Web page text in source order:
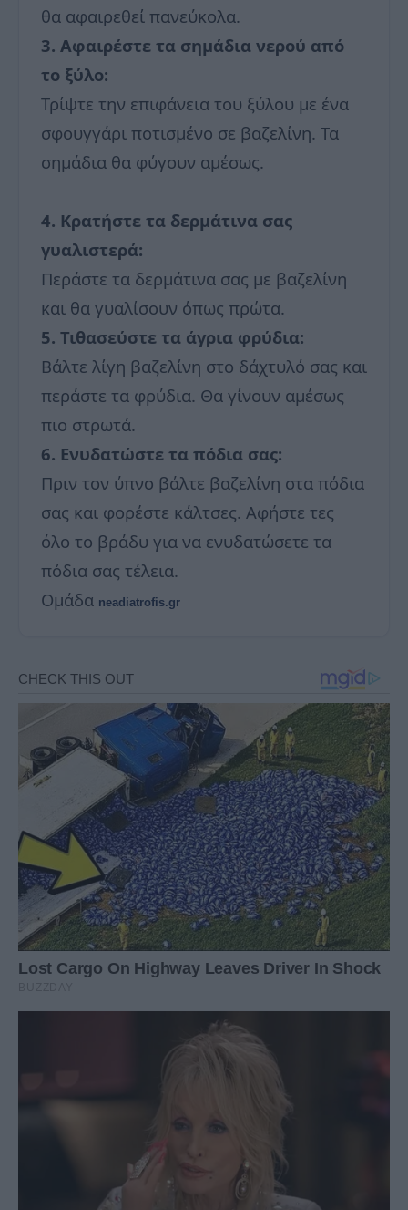
θα αφαιρεθεί πανεύκολα.
3. Αφαιρέστε τα σημάδια νερού από
το ξύλο:
Τρίψτε την επιφάνεια του ξύλου με ένα
σφουγγάρι ποτισμένο σε βαζελίνη. Τα
σημάδια θα φύγουν αμέσως.
4. Κρατήστε τα δερμάτινα σας
γυαλιστερά:
Περάστε τα δερμάτινα σας με βαζελίνη
και θα γυαλίσουν όπως πρώτα.
5. Τιθασεύστε τα άγρια φρύδια:
Βάλτε λίγη βαζελίνη στο δάχτυλό σας και
περάστε τα φρύδια. Θα γίνουν αμέσως
πιο στρωτά.
6. Ενυδατώστε τα πόδια σας:
Πριν τον ύπνο βάλτε βαζελίνη στα πόδια
σας και φορέστε κάλτσες. Αφήστε τες
όλο το βράδυ για να ενυδατώσετε τα
πόδια σας τέλεια.
Ομάδα neadiatrofis.gr